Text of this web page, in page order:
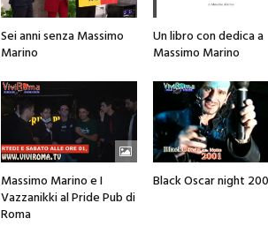
Sei anni senza Massimo
Marino
Un libro con dedica a
Massimo Marino
Massimo Marino e I
Vazzanikki al Pride Pub di
Roma
Black Oscar night